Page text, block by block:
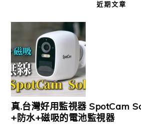
近期文章
真.台灣好用監視器 SpotCam
+防水+磁吸的電池監視器